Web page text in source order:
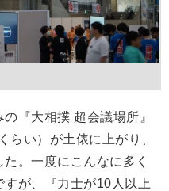
『大相撲 超会議場所』
らい）が土俵に上がり、
。一度にこんなに多く
が、『力士が10人以上